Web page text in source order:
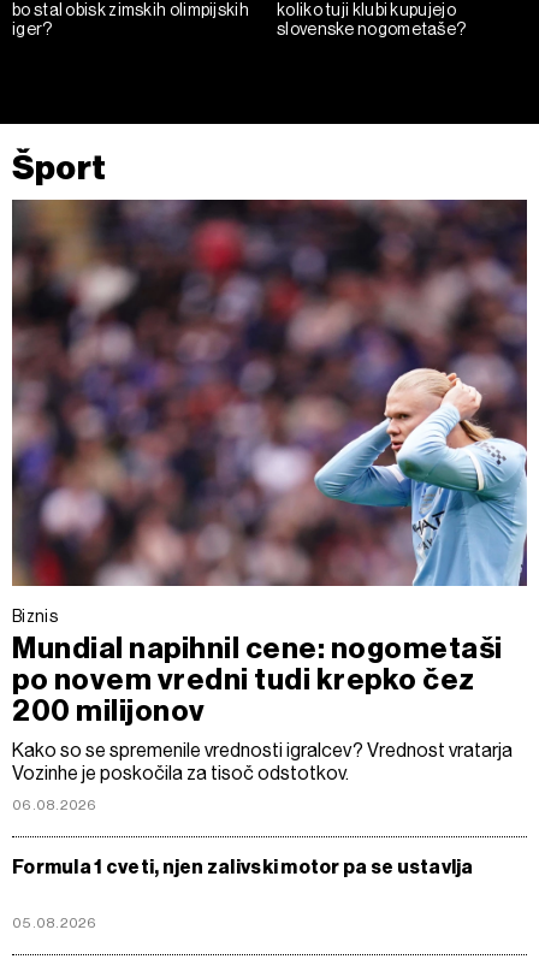
bo stal obisk zimskih olimpijskih
iger?
koliko tuji klubi kupujejo
slovenske nogometaše?
Šport
Biznis
Mundial napihnil cene: nogometaši
po novem vredni tudi krepko čez
200 milijonov
Kako so se spremenile vrednosti igralcev? Vrednost vratarja
Vozinhe je poskočila za tisoč odstotkov.
06.08.2026
Formula 1 cveti, njen zalivski motor pa se ustavlja
05.08.2026